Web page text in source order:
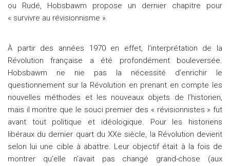
ou Rudé, Hobsbawm propose un dernier chapitre pour
« survivre au révisionnisme ».
À partir des années 1970 en effet, l’interprétation de la
Révolution française a été profondément bouleversée.
Hobsbawm ne nie pas la nécessité d’enrichir le
questionnement sur la Révolution en prenant en compte les
nouvelles méthodes et les nouveaux objets de l’historien,
mais il montre que le souci premier des « révisionnistes » fut
avant tout politique et idéologique. Pour les historiens
libéraux du dernier quart du XXe siècle, la Révolution devient
selon lui une cible à abattre. Leur objectif était à la fois de
montrer qu’elle n’avait pas changé grand-chose (aux